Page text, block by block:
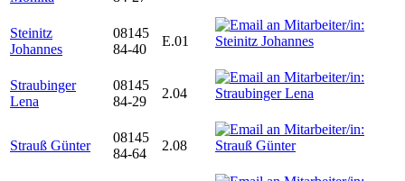
Steinitz
Johannes
08145
84-40
E.01
Straubinger
Lena
08145
84-29
2.04
Strauß Günter
08145
84-64
2.08